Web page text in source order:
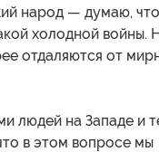
народ — думаю, что
холодной войны.
отдаляются от
людей на Западе и
в этом вопросе мы